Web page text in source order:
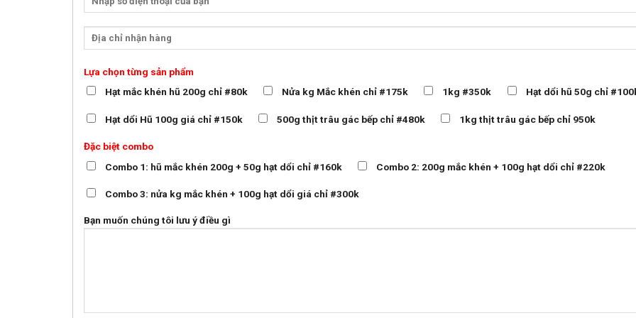
Lựa chọn từng sản phẩm
Hạt mắc khén hũ 200g chỉ #80k
Nửa kg Mắc khén chỉ #175k 1kg #350k Hạt dổi hũ 50g chỉ
Hạt dổi Hũ 100g giá chỉ #150k 500g thịt trâu gác bếp chỉ #480k 1kg thịt trâu gác bếp chỉ 950k
Đặc biệt combo
Combo 1: hũ mắc khén 200g + 50g hạt dổi chỉ #160k
Combo 2: 200g mắc khén + 100g hạt dổi chỉ #220k
Combo 3: nửa kg mắc khén + 100g hạt dổi giá chỉ #300k
Bạn muốn chúng tôi lưu ý điều gì